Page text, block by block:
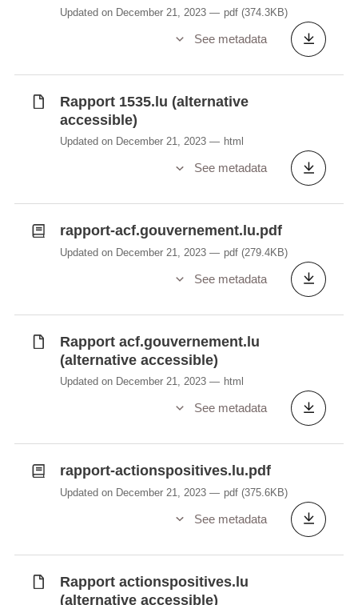
Updated on December 21, 2023 pdf (374.3KB)
See metadata
Rapport 1535.lu (alternative
accessible)
Updated on December 21, 2023 html
See metadata
rapport-acf.gouvernement.lu.pdf
Updated on December 21, 2023 pdf (279.4KB)
See metadata
Rapport acf.gouvernement.lu
(alternative accessible)
Updated on December 21, 2023 html
See metadata
rapport-actionspositives.lu.pdf
Updated on December 21, 2023 pdf (375.6KB)
See metadata
Rapport actionspositives.lu
(alternative accessible)